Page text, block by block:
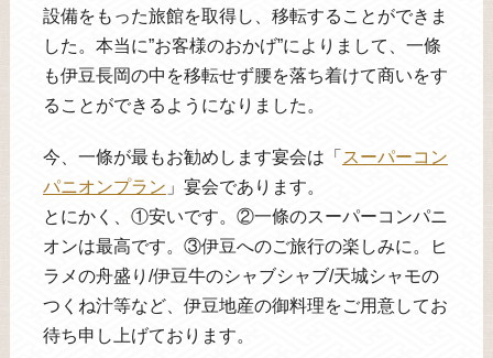
設備をもった旅館を取得し、移転することができま
した。本当に”お客様のおかげ”によりまして、一條
も伊豆長岡の中を移転せず腰を落ち着けて商いをす
ることができるようになりました。
今、一條が最もお勧めします宴会は「 スーパーコン
パニオンプラン 」宴会であります。
とにかく、①安いです。②一條のスーパーコンパニ
オンは最高です。③伊豆へのご旅行の楽しみに。ヒ
ラメの舟盛り/伊豆牛のシャブシャブ/天城シャモの
つくね汁等など、伊豆地産の御料理をご用意してお
待ち申し上げております。